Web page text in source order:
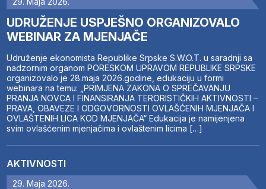
UDRUŽENJE USPJEŠNO ORGANIZOVALO
WEBINAR ZA MJENJAČE
Udruženje ekonomista Republike Srpske S.W.O.T. u saradnji sa
nadzornim organom PORESKOM UPRAVOM REPUBLIKE SRPSKE
organizovalo je 28.maja 2026.godine, edukaciju u formi
webinara na temu: „PRIMJENA ZAKONA O SPREČAVANJU
PRANJA NOVCA I FINANSIRANJA TERORISTIČKIH AKTIVNOSTI –
PRAVA, OBAVEZE I ODGOVORNOSTI OVLAŠĆENIH MJENJAČA I
OVLAŠTENIH LICA KOD MJENJAČA“ Edukacija je namijenjena
svim ovlašćenim mjenjačima i ovlaštenim licima […]
AKTIVNOSTI
29. Maja 2026.